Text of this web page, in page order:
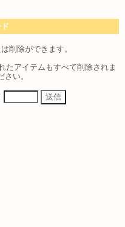
削除ができます。
たアイテムもすべて削除されま
い。